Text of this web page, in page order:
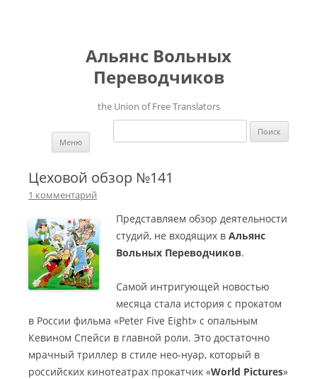
Альянс Вольных
Переводчиков
the Union of Free Translators
Найти:
Меню
Цеховой обзор №141
1 комментарий
Представляем обзор деятельности
студий, не входящих в Альянс
Вольных Переводчиков.
Самой интригующей новостью
месяца стала история с прокатом
в России фильма «Peter Five Eight» с опальным
Кевином Спейси в главной роли. Это достаточно
мрачный триллер в стиле нео-нуар, который в
российских кинотеатрах прокатчик «World Pictures»